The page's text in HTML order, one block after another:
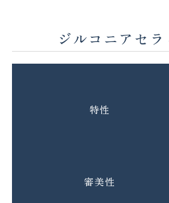
ジルコニアセラ
特性
審美性